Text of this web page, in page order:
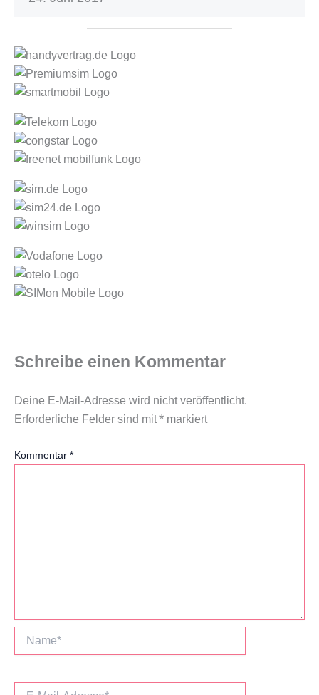
Schreibe einen Kommentar
Deine E-Mail-Adresse wird nicht veröffentlicht.
Erforderliche Felder sind mit* markiert
Kommentar *